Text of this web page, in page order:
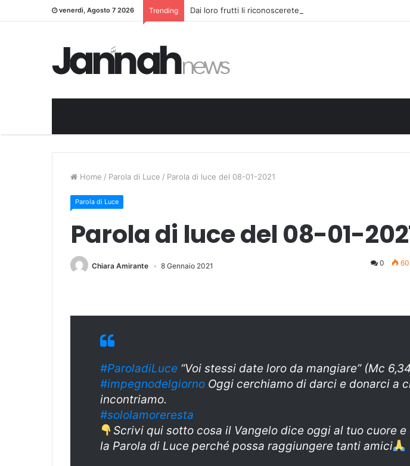
venerdì, Agosto 7 2026 Trending Dai loro frutti li riconoscerete
Home / Parola di Luce / Parola di luce del 08-01-2021
Parola di Luce
Parola di luce del 08-01-
Chiara Amirante 8 Gennaio 2021 0
#ParoladiLuce “Voi stessi date loro da mangiare” (Mc
#impegnodelgiorno Oggi cerchiamo di darci e donarci a
incontriamo.
#sololamoreresta
Scrivi qui sotto cosa il Vangelo dice oggi al tuo cuore
la Parola di Luce perché possa raggiungere tanti amici